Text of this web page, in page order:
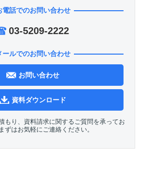
電話でのお問い合わせ
03-5209-2222
ールでのお問い合わせ
お問い合わせ
資料ダウンロード
もり、資料請求に関するご質問を承ってお
ずはお気軽にご連絡ください。